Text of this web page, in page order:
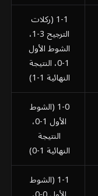
1-1 (ركلات
الترجيح 3-1،
الشوط الأول
1-0، النتيجة
النهائية 1-1)
1-0 (الشوط
الأول 1-0،
النتيجة
النهائية 1-0)
1-1 (الشوط